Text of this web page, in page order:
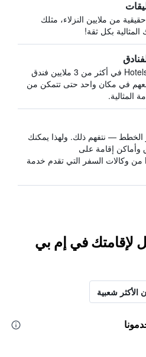
من ملايين النزلاء، مثلك
بكل ثقة!
يبحث HotelsCombined في أكثر من 3 ملايين فندق
في مكان واحد حتى تتمكن من
المثالية.
الخطط — نتفهم ذلك. ولهذا يمكنك
وأماكن إقامة على
HotelsCombined من وكالات السفر التي تقدم خدمة
لإقامتك في إم بي
الأكثر شعبية